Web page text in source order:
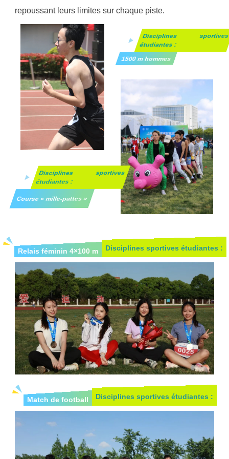
repoussant leurs limites sur chaque piste.
Disciplines sportives
étudiantes :
Course « mille-pattes »
Disciplines
étudiantes :
1500 m hommes
Relais féminin 4×100 m Disciplines sportives étudiantes :
Match de football Disciplines sportives étudiantes :